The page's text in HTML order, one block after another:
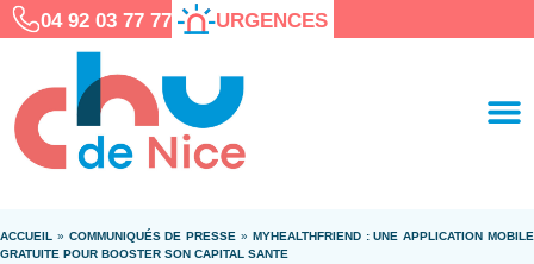
04 92 03 77 77 URGENCES
ACCUEIL » COMMUNIQUÉS DE PRESSE » MYHEALTHFRIEND : UNE APPLICATION MOBILE
GRATUITE POUR BOOSTER SON CAPITAL SANTE